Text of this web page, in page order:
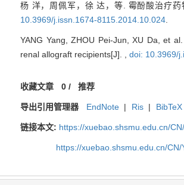
杨 洋，周佩军，徐 达，等. 霉酚酸治疗
10.3969/j.issn.1674-8115.2014.10.024.
YANG Yang, ZHOU Pei-Jun, XU Da, et
renal allograft recipients[J]. , doi: 10.3969/
收藏文章 0/ 推荐
导出引用管理器 EndNote | Ris | BibTeX
链接本文: https://xuebao.shsmu.edu.cn/
https://xuebao.shsmu.edu.cn/